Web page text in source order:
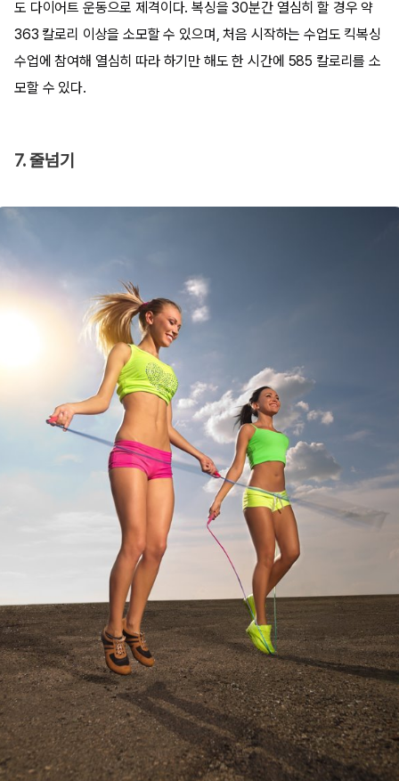
도 다이어트 운동으로 제격이다. 복싱을 30분간 열심히 할 경우 약
363 칼로리 이상을 소모할 수 있으며, 처음 시작하는 수업도 킥복싱
수업에 참여해 열심히 따라 하기만 해도 한 시간에 585 칼로리를 소
모할 수 있다.
7. 줄넘기